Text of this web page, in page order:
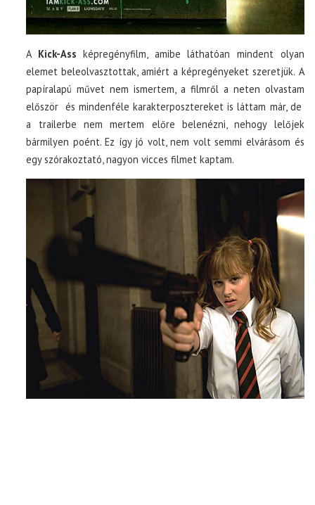
A Kick-Ass képregényfilm, amibe láthatóan mindent olyan
elemet beleolvasztottak, amiért a képregényeket szeretjük. A
papíralapú művet nem ismertem, a filmről a neten olvastam
először és mindenféle karakterposztereket is láttam már, de
a trailerbe nem mertem előre belenézni, nehogy lelőjek
bármilyen poént. Ez így jó volt, nem volt semmi elvárásom és
egy szórakoztató, nagyon vicces filmet kaptam.